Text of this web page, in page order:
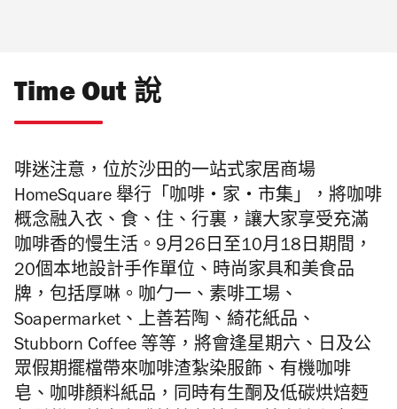
Time Out 說
啡迷注意，位於沙田的一站式家居商場
HomeSquare 舉行「咖啡‧家‧市集」，將咖啡
概念融入衣、食、住、行裏，讓大家享受充滿
咖啡香的慢生活。9月26日至10月18日期間，
20個本地設計手作單位、時尚家具和美食品
牌，包括厚啉。咖勹一、素啡工場、
Soapermarket、上善若陶、綺花紙品、
Stubborn Coffee 等等，將會逢星期六、日及公
眾假期擺檔帶來咖啡渣紮染服飾、有機咖啡
皂、咖啡顏料紙品，同時有生酮及低碳烘焙麪